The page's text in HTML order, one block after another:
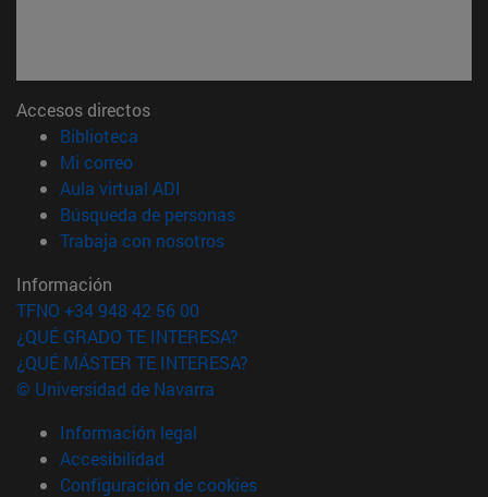
Accesos directos
Biblioteca
Mi correo(abre en nueva ventana)
Aula virtual ADI
Búsqueda de personas(abre en nueva ventana)
Trabaja con nosotros(abre en nueva ventana)
Información
TFNO +34 948 42 56 00
¿QUÉ GRADO TE INTERESA?
¿QUÉ MÁSTER TE INTERESA?
© Universidad de Navarra
Información legal
Accesibilidad
Configuración de cookies